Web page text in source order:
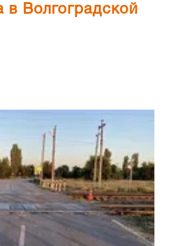
в Волгоградской